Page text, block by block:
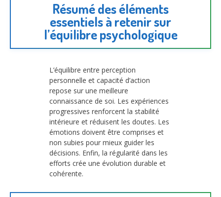
Résumé des éléments
essentiels à retenir sur
l’équilibre psychologique
L’équilibre entre perception
personnelle et capacité d’action
repose sur une meilleure
connaissance de soi. Les expériences
progressives renforcent la stabilité
intérieure et réduisent les doutes. Les
émotions doivent être comprises et
non subies pour mieux guider les
décisions. Enfin, la régularité dans les
efforts crée une évolution durable et
cohérente.